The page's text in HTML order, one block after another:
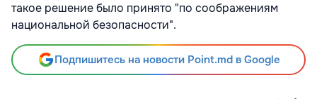
такое решение было принято "по соображениям
национальной безопасности".
Подпишитесь на новости Point.md в Google